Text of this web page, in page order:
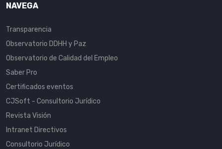
NAVEGA
Transparencia
Observatorio DDHH y Paz
Observatorio de Calidad del Empleo
Saber Pro
Certificados eventos
CJSoft - Consultorio Jurídico
Revista Visión
Intranet Directivos
Consultorio Jurídico